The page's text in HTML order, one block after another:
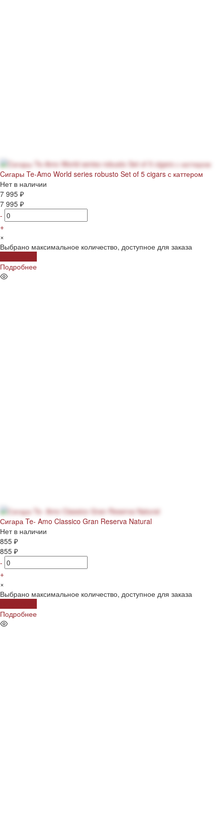
Cигары Te-Amo World series robusto Set of 5 cigars с каттером
Нет в наличии
7 995 ₽
7 995 ₽
-
+
×
Выбрано максимальное количество, доступное для заказа
Подробнее
Сигара Te- Amo Classico Gran Reserva Natural
Нет в наличии
855 ₽
855 ₽
-
+
×
Выбрано максимальное количество, доступное для заказа
Подробнее